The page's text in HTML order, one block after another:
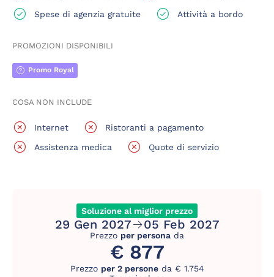
Spese di agenzia gratuite
Attività a bordo
PROMOZIONI DISPONIBILI
Promo Royal
COSA NON INCLUDE
Internet
Ristoranti a pagamento
Assistenza medica
Quote di servizio
Soluzione al miglior prezzo
29 Gen 2027 05 Feb 2027
Prezzo per persona da
€ 877
Prezzo per 2 personeda € 1.754